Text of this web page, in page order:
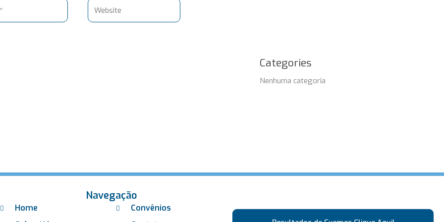
Categories
Nenhuma categoria
Navegação
Home
Convênios